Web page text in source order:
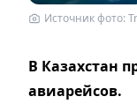
Источник фото:
В Казахстан
авиарейсов.